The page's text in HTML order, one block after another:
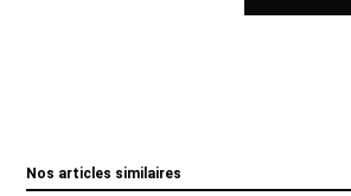
Nos articles similaires